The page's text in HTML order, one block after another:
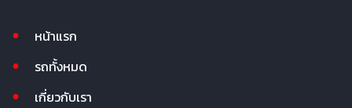
หน้าแรก
รถทั้งหมด
เกี่ยวกับเรา